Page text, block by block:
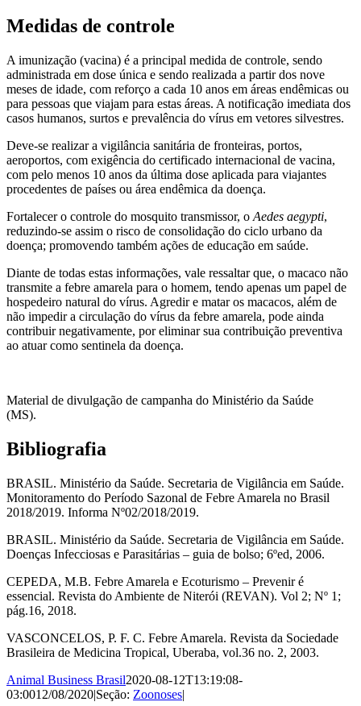
Medidas de controle
A imunização (vacina) é a principal medida de controle, sendo
administrada em dose única e sendo realizada a partir dos nove
meses de idade, com reforço a cada 10 anos em áreas endêmicas ou
para pessoas que viajam para estas áreas. A notificação imediata dos
casos humanos, surtos e prevalência do vírus em vetores silvestres.
Deve-se realizar a vigilância sanitária de fronteiras, portos,
aeroportos, com exigência do certificado internacional de vacina,
com pelo menos 10 anos da última dose aplicada para viajantes
procedentes de países ou área endêmica da doença.
Fortalecer o controle do mosquito transmissor, o Aedes aegypti,
reduzindo-se assim o risco de consolidação do ciclo urbano da
doença; promovendo também ações de educação em saúde.
Diante de todas estas informações, vale ressaltar que, o macaco não
transmite a febre amarela para o homem, tendo apenas um papel de
hospedeiro natural do vírus. Agredir e matar os macacos, além de
não impedir a circulação do vírus da febre amarela, pode ainda
contribuir negativamente, por eliminar sua contribuição preventiva
ao atuar como sentinela da doença.
Material de divulgação de campanha do Ministério da Saúde
(MS).
Bibliografia
BRASIL. Ministério da Saúde. Secretaria de Vigilância em Saúde.
Monitoramento do Período Sazonal de Febre Amarela no Brasil
2018/2019. Informa Nº02/2018/2019.
BRASIL. Ministério da Saúde. Secretaria de Vigilância em Saúde.
Doenças Infecciosas e Parasitárias – guia de bolso; 6ºed, 2006.
CEPEDA, M.B. Febre Amarela e Ecoturismo – Prevenir é
essencial. Revista do Ambiente de Niterói (REVAN). Vol 2; Nº 1;
pág.16, 2018.
VASCONCELOS, P. F. C. Febre Amarela. Revista da Sociedade
Brasileira de Medicina Tropical, Uberaba, vol.36 no. 2, 2003.
Animal Business Brasil2020-08-12T13:19:08-
03:0012/08/2020|Seção: Zoonoses|